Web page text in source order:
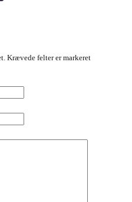
Krævede felter er markeret